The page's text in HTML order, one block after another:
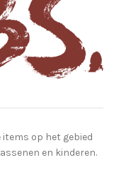
items op het gebied
en kinderen.